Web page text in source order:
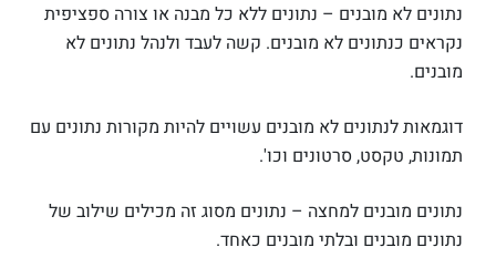
נתונים לא מובנים – נתונים ללא כל מבנה או צורה ספציפית
נקראים כנתונים לא מובנים. קשה לעבד ולנהל נתונים לא
מובנים.
דוגמאות לנתונים לא מובנים עשויים להיות מקורות נתונים עם
תמונות, טקסט, סרטונים וכו'.
נתונים מובנים למחצה – נתונים מסוג זה מכילים שילוב של
נתונים מובנים ובלתי מובנים כאחד.